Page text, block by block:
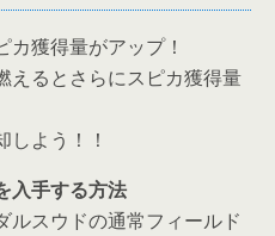
獲得量がアップ！
えるとさらにスピカ獲得量
しよう！！
入手する方法
スウドの通常フィールド